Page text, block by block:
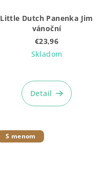
Little Dutch Panenka Jim
vánoční
€23,96
Skladom
Detail
S menom